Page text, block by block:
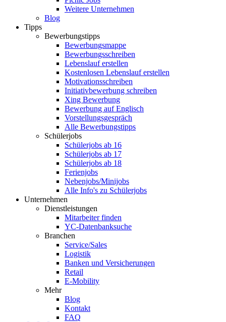
Weitere Unternehmen
Blog
Tipps
Bewerbungstipps
Bewerbungsmappe
Bewerbungsschreiben
Lebenslauf erstellen
Kostenlosen Lebenslauf erstellen
Motivationsschreiben
Initiativbewerbung schreiben
Xing Bewerbung
Bewerbung auf Englisch
Vorstellungsgespräch
Alle Bewerbungstipps
Schülerjobs
Schülerjobs ab 16
Schülerjobs ab 17
Schülerjobs ab 18
Ferienjobs
Nebenjobs/Minijobs
Alle Info's zu Schülerjobs
Unternehmen
Dienstleistungen
Mitarbeiter finden
YC-Datenbanksuche
Branchen
Service/Sales
Logistik
Banken und Versicherungen
Retail
E-Mobility
Mehr
Blog
Kontakt
FAQ